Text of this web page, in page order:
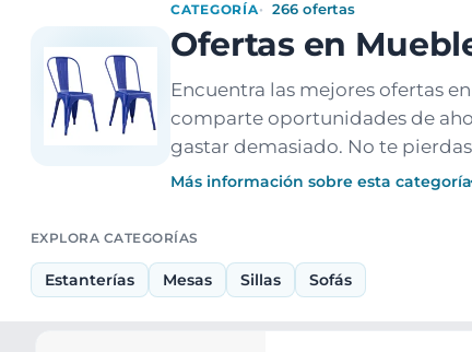
CATEGORÍA 266 ofertas
Ofertas en
Encuentra las mejores ofertas
comparte oportunidades de
gastar demasiado. No te
Más información sobre esta categoría
EXPLORA CATEGORÍAS
Estanterías Mesas Sillas Sofás